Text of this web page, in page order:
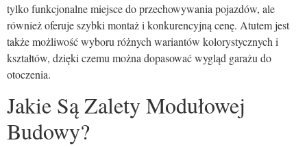
tylko funkcjonalne miejsce do przechowywania pojazdów, ale
również oferuje szybki montaż i konkurencyjną cenę. Atutem jest
także możliwość wyboru różnych wariantów kolorystycznych i
kształtów, dzięki czemu można dopasować wygląd garażu do
otoczenia.
Jakie Są Zalety Modułowej
Budowy?